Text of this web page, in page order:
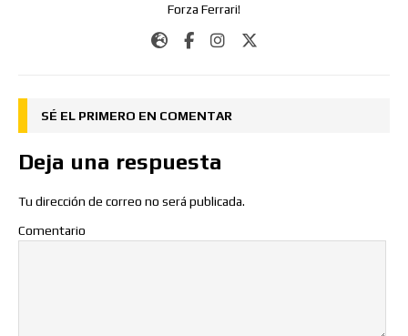
Forza Ferrari!
SÉ EL PRIMERO EN COMENTAR
Deja una respuesta
Tu dirección de correo no será publicada.
Comentario